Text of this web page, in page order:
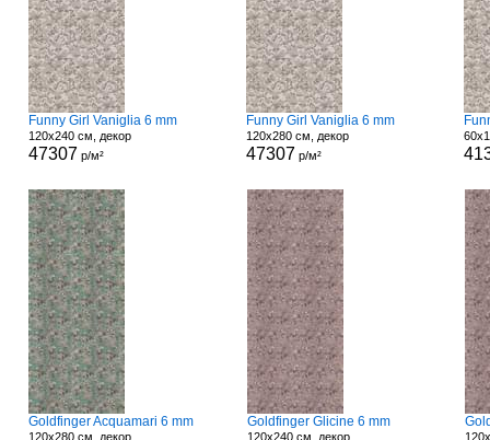
Funny Girl Vaniglia 6 mm
120x240 см, декор
47307 р/м²
Funny Girl Vaniglia 6 mm
120x280 см, декор
47307 р/м²
Goldfinger Acquamari 6 mm
120x280 см, декор
Goldfinger Glicine 6 mm
120x240 см, декор